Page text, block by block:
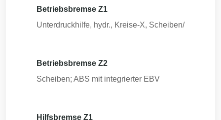
Betriebsbremse Z1
Unterdruckhilfe, hydr., Kreise-X, Scheiben/
Betriebsbremse Z2
Scheiben; ABS mit integrierter EBV
Hilfsbremse Z1